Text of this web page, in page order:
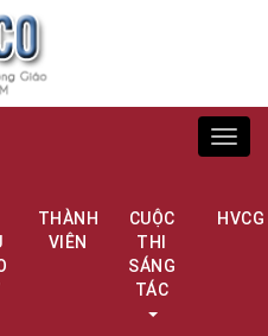
THÀNH
VIÊN
CUỘC
THI
SÁNG
TÁC
HVCG